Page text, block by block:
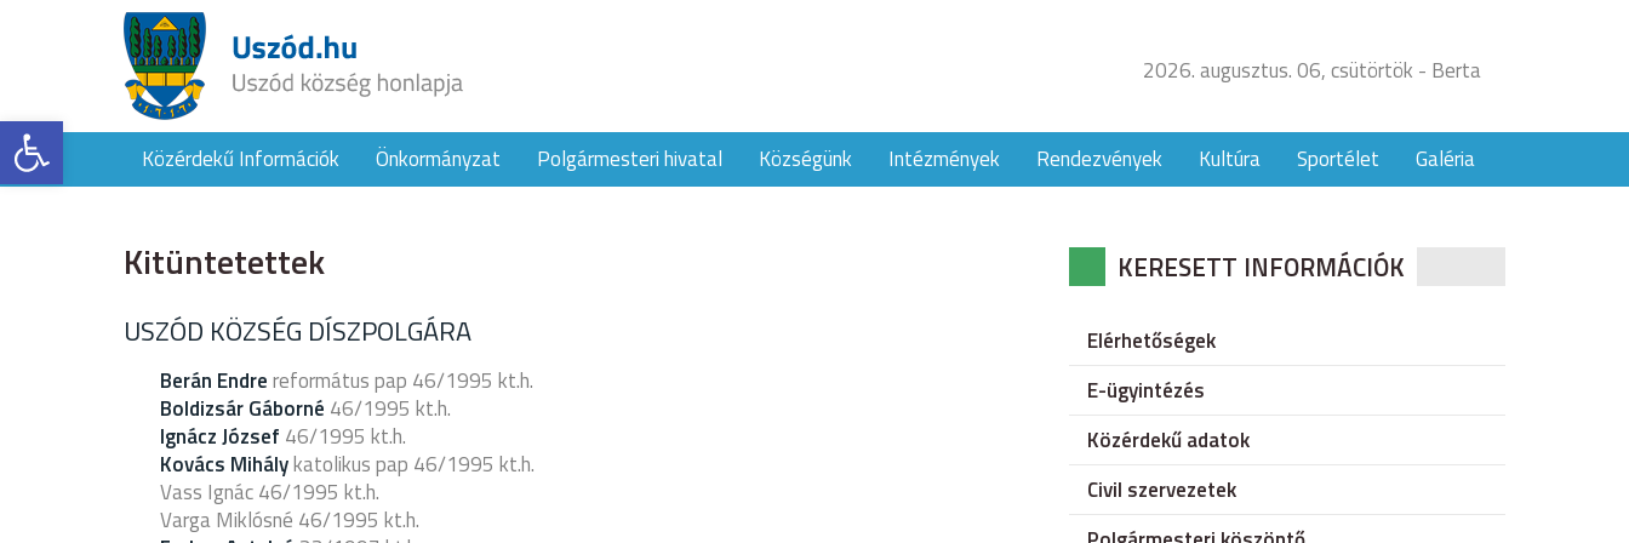
Eszköztár megnyitása
2026. augusztus. 06, csütörtök - Berta
Közérdekű Információk Önkormányzat Polgármesteri hivatal Községünk Intézmények Rendezvények Kultúra Sportélet Galéria
Kitüntetettek
USZÓD KÖZSÉG DÍSZPOLGÁRA
Berán Endrereformátus pap 46/1995 kt.h.
Boldizsár Gáborné 46/1995 kt.h.
Ignácz József 46/1995 kt.h.
Kovács Mihálykatolikus pap 46/1995 kt.h.
Vass Ignác 46/1995 kt.h.
Varga Miklósné 46/1995 kt.h.
KERESETT INFORMÁCIÓK
Elérhetőségek
E-ügyintézés
Közérdekű adatok
Civil szervezetek